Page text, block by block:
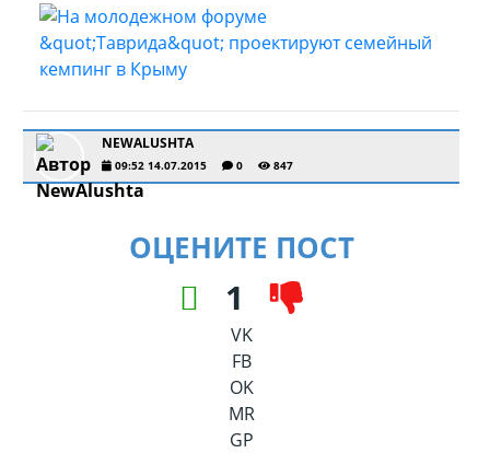
NEWALUSHTA
09:52 14.07.2015 0 847
ОЦЕНИТЕ ПОСТ
1
VK
FB
OK
MR
GP